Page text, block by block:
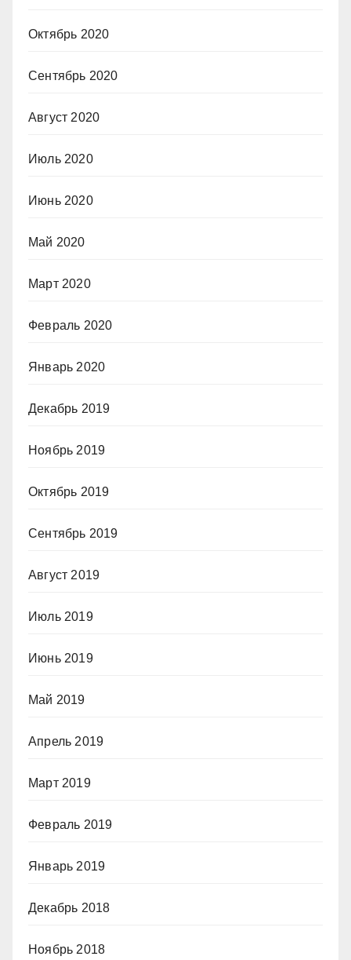
Октябрь 2020
Сентябрь 2020
Август 2020
Июль 2020
Июнь 2020
Май 2020
Март 2020
Февраль 2020
Январь 2020
Декабрь 2019
Ноябрь 2019
Октябрь 2019
Сентябрь 2019
Август 2019
Июль 2019
Июнь 2019
Май 2019
Апрель 2019
Март 2019
Февраль 2019
Январь 2019
Декабрь 2018
Ноябрь 2018